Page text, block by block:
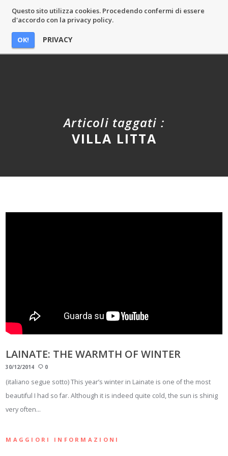
Questo sito utilizza cookies. Procedendo confermi di essere
d'accordo con la privacy policy.
OK! PRIVACY
MASSIMO CASTELLI
Articoli taggati :
VILLA LITTA
LAINATE: THE WARMTH OF WINTER
30/12/2014 0
(italiano segue sotto) This year’s winter in Lainate is one of the most
beautiful I had so far. Although it is indeed quite cold, the sun is shinig
very often…
MAGGIORI INFORMAZIONI